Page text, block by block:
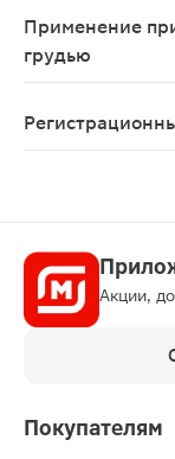
Применение
грудью
Акции,
Покупателям